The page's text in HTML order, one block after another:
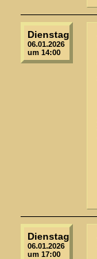
Dienstag
06.01.2026
um 14:00
Dienstag
06.01.2026
um 17:00